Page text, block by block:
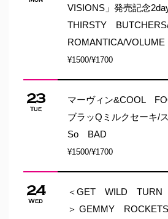
VISIONS」発売記念
THIRSTY
ROMANTICA/
¥1500/¥1700
23
Tue
マーヴィン&COOL
ブラッQミルクセーキ/
So BAD
¥1500/¥1700
24
Wed
＜GET WILD
＞ GEMMY